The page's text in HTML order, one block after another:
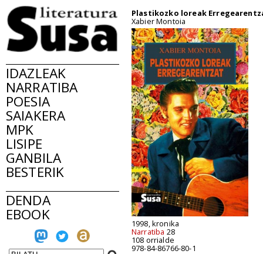
IDAZLEAK
NARRATIBA
POESIA
SAIAKERA
MPK
LISIPE
GANBILA
BESTERIK
DENDA
EBOOK
Plastikozko loreak
Xabier Montoia
1998, kronika
Narratiba 28
108 orrialde
978-84-86766-80-1